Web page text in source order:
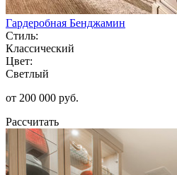
Гардеробная Бенджамин
Стиль:
Классический
Цвет:
Светлый
от 200 000 руб.
Рассчитать